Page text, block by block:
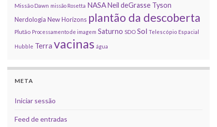
Missão Dawn missão Rosetta NASANeil deGrasse Tyson
Nerdologia New Horizons plantão da descoberta
Plutão Processamento de imagem Saturno SDO Sol Telescópio Espacial
Hubble Terra vacinas água
META
Iniciar sessão
Feed de entradas